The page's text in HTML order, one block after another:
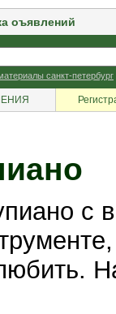
оъявлений
санкт-петербург
с